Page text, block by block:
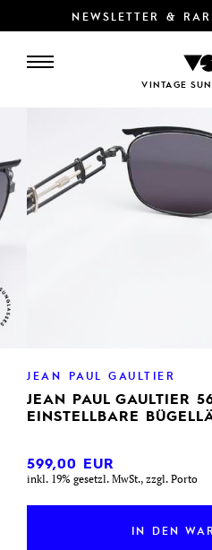
NEWSLETTER &
VINTAGE
IN
JEAN PAUL GAULTIER
JEAN PAUL GAULTIER
EINSTELLBARE
599,00 EUR
inkl. 19% gesetzl. MwSt., zzgl. Porto
IN DEN